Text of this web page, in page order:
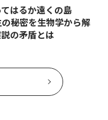
はるか遠くの島
の秘密を生物学から解
の矛盾とは